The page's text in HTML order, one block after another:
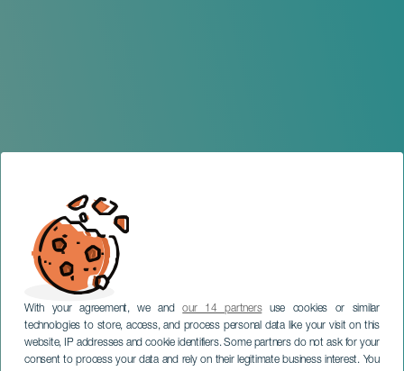
With your agreement, we andour 14 partnersuse cookies or similar
technologies to store, access, and process personal data like your visit on this
website, IP addresses and cookie identifiers. Some partners do not ask for your
consent to process your data and rely on their legitimate business interest. You
LANZAROTE